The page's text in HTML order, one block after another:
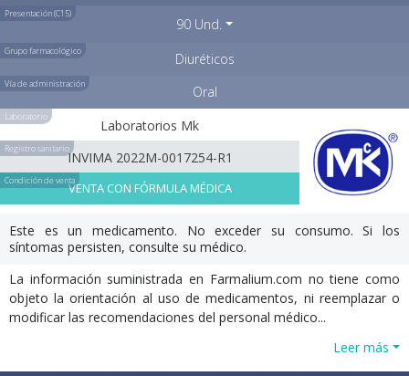
Presentación (C15)
90 Und.
Grupo farmacológico Diuréticos
Vía de administración Oral
Laboratorio
Laboratorios Mk
Registro sanitario
INVIMA 2022M-0017254-R1
Condición de ventaVENTA CON FÓRMULA MÉDICA
Este es un medicamento. No exceder su consumo. Si los
síntomas persisten, consulte su médico.
La información suministrada en Farmalium.com no tiene como
objeto la orientación al uso de medicamentos, ni reemplazar o
modificar las recomendaciones del personal médico...
Leer más